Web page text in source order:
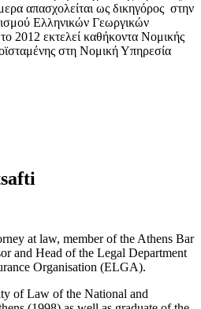
απασχολείται ως δικηγόρος στην
Ελληνικών Γεωργικών
εκτελεί καθήκοντα Νομικής
στη Νομική Υπηρεσία
at law, member of the Athens Bar
and Head of the Legal Department
Organisation (ELGA).
of Law of the National and